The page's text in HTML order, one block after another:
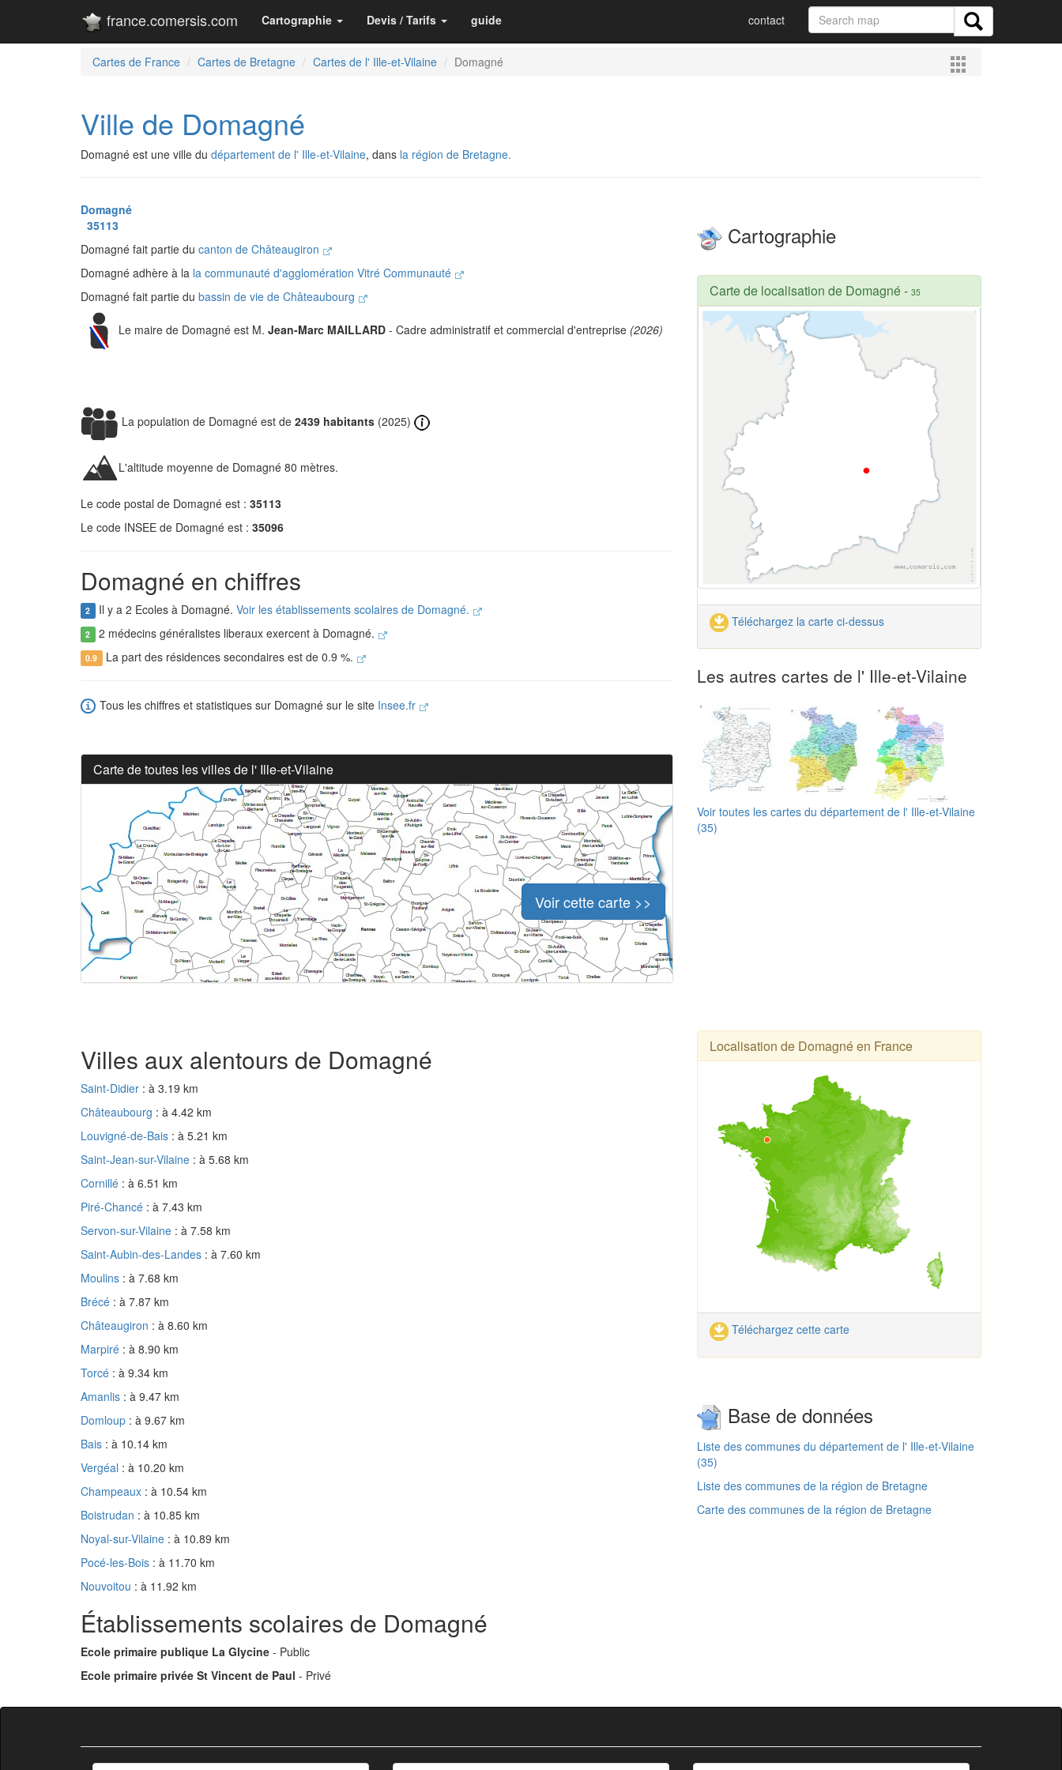
france.comersis.com Cartographie Devis / Tarifs guide contact
Cartes de France Cartes de Bretagne Cartes de l' Ille-et-Vilaine Domagné
Ville de Domagné
Domagné est une ville du département de l' Ille-et-Vilaine, dans la région de Bretagne.
Domagné
35113
Domagné fait partie du canton de Châteaugiron
Domagné adhère à la la communauté d'agglomération Vitré Communauté
Domagné fait partie du bassin de vie de Châteaubourg
Le maire de Domagné est M. Jean-Marc MAILLARD - Cadre administratif et commercial d'entreprise (2026)
La population de Domagné est de 2439 habitants (2025)
L'altitude moyenne de Domagné 80 mètres.
Le code postal de Domagné est : 35113
Le code INSEE de Domagné est : 35096
Domagné en chiffres
2 Il y a 2 Ecoles à Domagné. Voir les établissements scolaires de Domagné.
2 2 médecins généralistes liberaux exercent à Domagné.
0.9 La part des résidences secondaires est de 0.9 %.
Tous les chiffres et statistiques sur Domagné sur le site Insee.fr
Carte de toutes les villes de l' Ille-et-Vilaine
Voir cette carte >>
Cartographie
Carte de localisation de Domagné- 35
Téléchargez la carte ci-dessus
Les autres cartes de l' Ille-et-Vilaine
Voir toutes les cartes du département de l' Ille-et-Vilaine
(35)
Villes aux alentours de Domagné
Saint-Didier : à 3.19 km
Châteaubourg : à 4.42 km
Louvigné-de-Bais : à 5.21 km
Saint-Jean-sur-Vilaine : à 5.68 km
Cornillé : à 6.51 km
Piré-Chancé : à 7.43 km
Servon-sur-Vilaine : à 7.58 km
Saint-Aubin-des-Landes : à 7.60 km
Moulins : à 7.68 km
Brécé : à 7.87 km
Châteaugiron : à 8.60 km
Marpiré : à 8.90 km
Torcé : à 9.34 km
Amanlis : à 9.47 km
Domloup : à 9.67 km
Bais : à 10.14 km
Vergéal : à 10.20 km
Champeaux : à 10.54 km
Boistrudan : à 10.85 km
Noyal-sur-Vilaine : à 10.89 km
Pocé-les-Bois : à 11.70 km
Nouvoitou : à 11.92 km
Établissements scolaires de Domagné
Ecole primaire publique La Glycine - Public
Ecole primaire privée St Vincent de Paul - Privé
Localisation de Domagné en France
Téléchargez cette carte
Base de données
Liste des communes du département de l' Ille-et-Vilaine
(35)
Liste des communes de la région de Bretagne
Carte des communes de la région de Bretagne